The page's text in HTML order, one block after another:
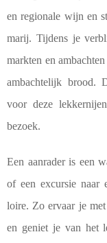
en regionale wijn en
marij. Tijdens je
markten en
ambachtelijk brood.
voor deze
bezoek.
Een aanrader is een
of een excursie naar
loire. Zo ervaar je
en geniet je van het